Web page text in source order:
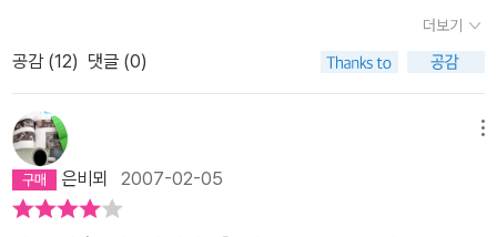
>마녀 1: 맥베스보다는 작지만 더 크시다마녀 2: 운은 좀 덜 좋지만
훨씬 더 좋으시다.마녀 3: 왕은 아닐지라도 왕을 낳을 분이시다. 처음
은 당연한 사실이기 때문에 무시하고, 마녀 2의 예언은 당시에는 사
실이 아니었기 마녀의 예언을 엉터리라고 여기며, 그래서 왕이 될거
라는 마녀 3의 예언은 당연히 믿지 않는다. 하지만 ˝맥베스˝는 귀향
후 마녀 2의 예언이 이루어 졌음을 알게 되어 마녀들의 말을 믿게 되
더보기
공감 (12) 댓글 (0)
은비뫼 2007-02-05